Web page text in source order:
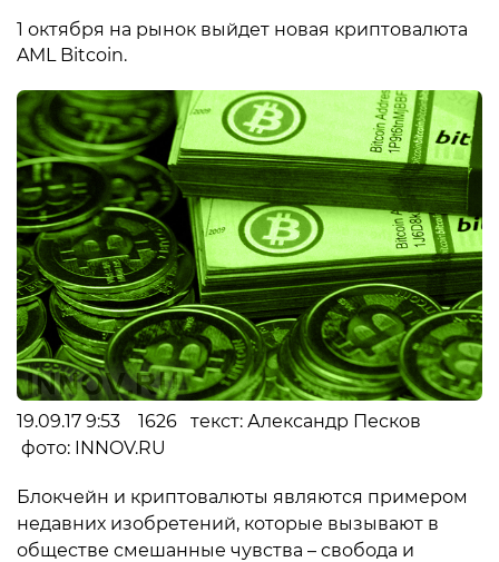
1 октября на рынок выйдет новая криптовалюта
AML Bitcoin.
19.09.17 9:53 1626 текст: Александр Песков
фото: INNOV.RU
Блокчейн и криптовалюты являются примером
недавних изобретений, которые вызывают в
обществе смешанные чувства – свобода и